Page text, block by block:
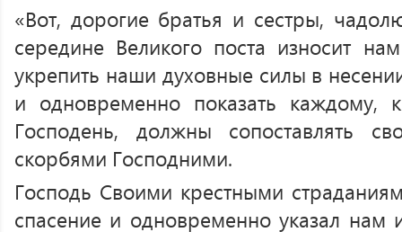
«Вот, дорогие братья и сестры,
середине Великого поста износит
укрепить наши духовные силы в
и одновременно показать каждому,
Господень, должны сопоставлять
скорбями Господними.
Господь Своими крестными
спасение и одновременно указал нам